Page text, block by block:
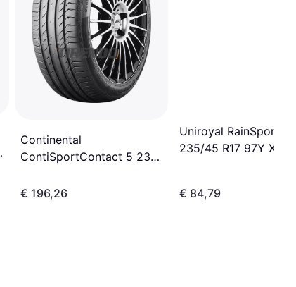
Continental
ContiSportContact 5 235
€ 196,26
Uniroyal RainSport 5
235/45 R17 97Y XL
€ 84,79